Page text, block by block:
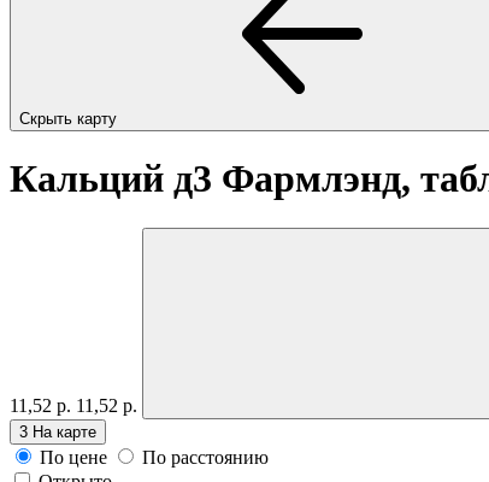
Скрыть карту
Кальций д3 Фармлэнд,
11,52 р. 11,52 р.
3 На карте
По цене
По расстоянию